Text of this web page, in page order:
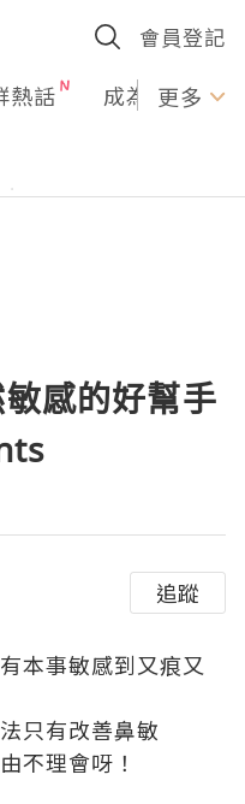
會員登記
熱話 成為U更多
敏感的好幫手
追蹤
本事敏感到又痕又
只有改善鼻敏
理會呀！